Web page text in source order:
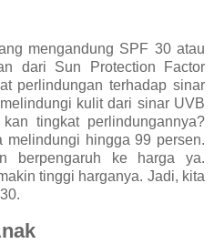
mengandung SPF 30 atau
dari Sun Protection Factor
perlindungan terhadap sinar
kulit dari sinar UVB
tingkat perlindungannya?
hingga 99 persen.
berpengaruh ke harga ya.
tinggi harganya. Jadi, kita